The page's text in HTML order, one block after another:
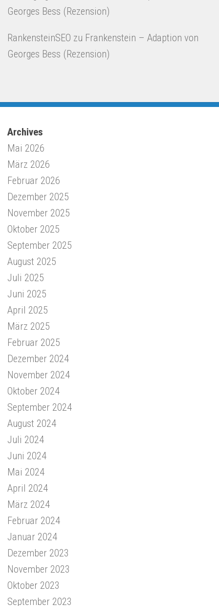
Georges Bess (Rezension)
RankensteinSEO zu Frankenstein – Adaption von
Georges Bess (Rezension)
Archives
Mai 2026
März 2026
Februar 2026
Dezember 2025
November 2025
Oktober 2025
September 2025
August 2025
Juli 2025
Juni 2025
April 2025
März 2025
Februar 2025
Dezember 2024
November 2024
Oktober 2024
September 2024
August 2024
Juli 2024
Juni 2024
Mai 2024
April 2024
März 2024
Februar 2024
Januar 2024
Dezember 2023
November 2023
Oktober 2023
September 2023